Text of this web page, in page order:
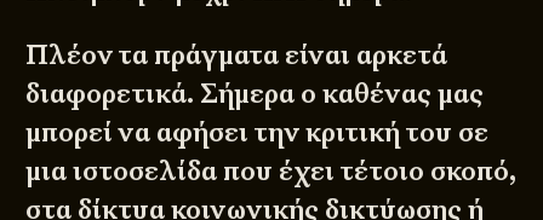
Πλέον τα πράγματα είναι αρκετά
διαφορετικά. Σήμερα ο καθένας μας
μπορεί να αφήσει την κριτική του σε
μια ιστοσελίδα που έχει τέτοιο σκοπό,
στα δίκτυα κοινωνικής δικτύωσης ή